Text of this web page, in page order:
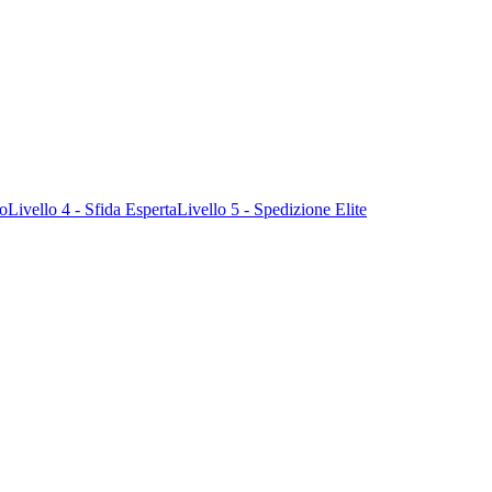
Livello 4 - Sfida EspertaLivello 5 - Spedizione Elite